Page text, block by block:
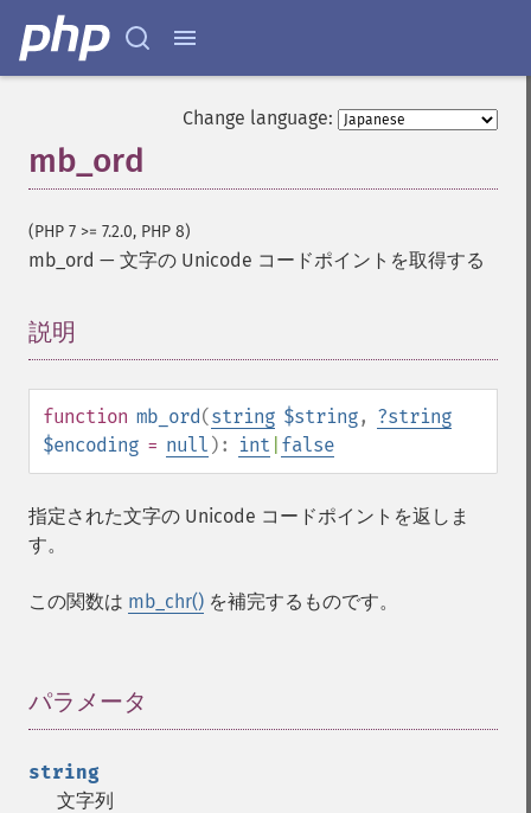
Change language:
mb_ord
(PHP 7 >= 7.2.0, PHP 8)
mb_ord — 文字の Unicode コードポイントを取得する
説明
function mb_ord(string $string, ?string
$encoding = null ): int false
指定された文字の Unicode コードポイントを返しま
す。
この関数は mb_chr() を補完するものです。
パラメータ
string
文字列